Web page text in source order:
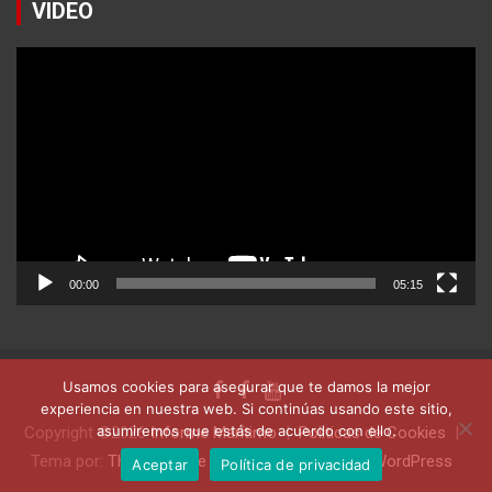
VIDEO
00:00 05:15
Copyright ©2026Informe Marítimo
Politicas de Cookies
Tema por: Theme Horse Funciona gracias a: WordPress
Usamos cookies para asegurar que te damos la mejor
experiencia en nuestra web. Si continúas usando este sitio,
asumiremos que estás de acuerdo con ello.
Aceptar
Política de privacidad